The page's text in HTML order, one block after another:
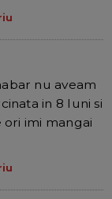
nu aveam
in 8 luni si
imi mangai